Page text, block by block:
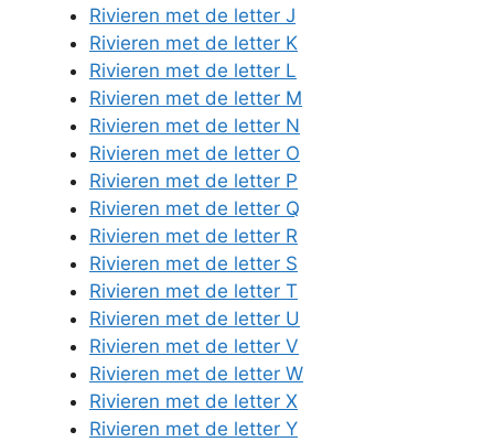
Rivieren met de letter J
Rivieren met de letter K
Rivieren met de letter L
Rivieren met de letter M
Rivieren met de letter N
Rivieren met de letter O
Rivieren met de letter P
Rivieren met de letter Q
Rivieren met de letter R
Rivieren met de letter S
Rivieren met de letter T
Rivieren met de letter U
Rivieren met de letter V
Rivieren met de letter W
Rivieren met de letter X
Rivieren met de letter Y